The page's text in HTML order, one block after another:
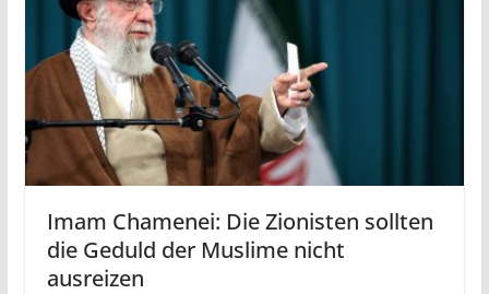
Imam Chamenei: Die Zionisten sollten
die Geduld der Muslime nicht
ausreizen